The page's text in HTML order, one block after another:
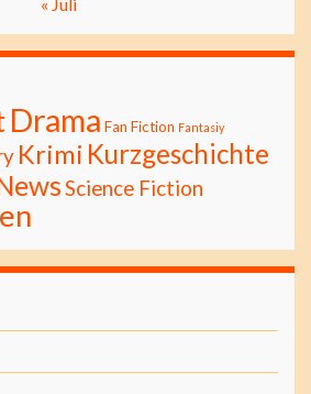
Drama Fan Fiction Fantasiy
Krimi Kurzgeschichte
Science Fiction